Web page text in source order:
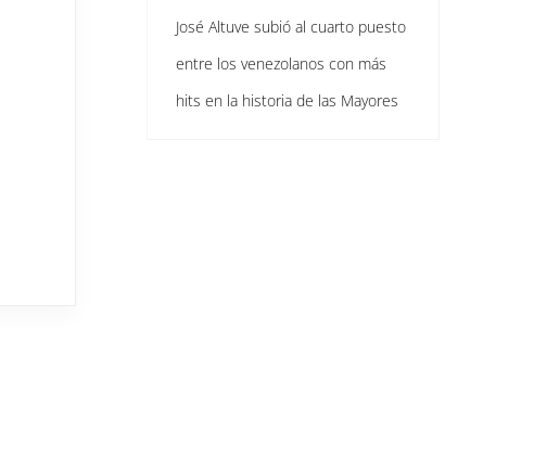
José Altuve subió al cuarto puesto
entre los venezolanos con más
hits en la historia de las Mayores